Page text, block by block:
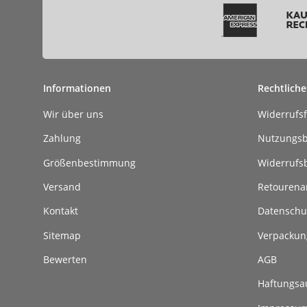
Informationen
Wir über uns
Zahlung
Größenbestimmung
Versand
Kontakt
Sitemap
Bewerten
AGB